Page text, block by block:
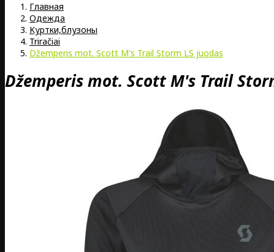
Главная
Oдежда
Kуртки,блузоны
Triračiai
Džemperis mot. Scott M's Trail Storm LS juodas
Džemperis mot. Scott M's Trail